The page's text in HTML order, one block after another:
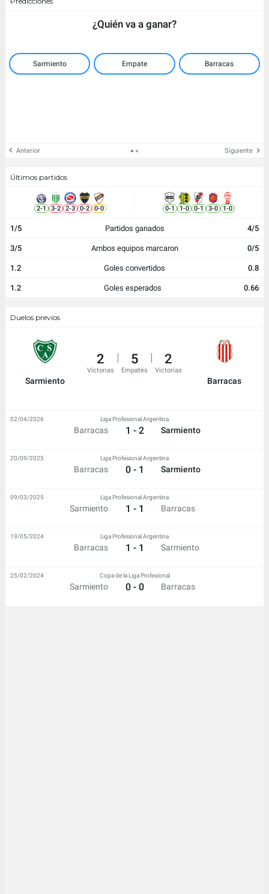
¿Quién va a ganar?
Sarmiento Empate Barracas
Anterior Siguiente
Últimos partidos
2-1 3-2 2-3 0-2 0-0 0-1 1-0 0-1 3-0 1-0
1/5 Partidos ganados 4/5
3/5 Ambos equipos marcaron 0/5
1.2 Goles convertidos 0.8
1.2 Goles esperados 0.66
Duelos previos
Sarmiento
2
Victorias
5
Empates
2
Victorias
Barracas
Barracas
Liga Profesional Argentina
1 - 2 Sarmiento
02/04/2026
Barracas
Liga Profesional Argentina
0 - 1 Sarmiento
20/09/2025
Sarmiento
Liga Profesional Argentina
1 - 1 Barracas
09/03/2025
Barracas
Liga Profesional Argentina
1 - 1 Sarmiento
19/05/2024
Sarmiento
Copa de la Liga Profesional
0 - 0 Barracas
25/02/2024